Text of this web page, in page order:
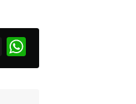
Snapchat